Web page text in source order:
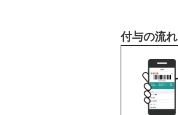
付与の流れ